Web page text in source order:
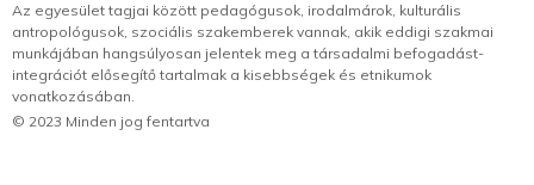
Az egyesület tagjai között pedagógusok, irodalmárok, kulturális
antropológusok, szociális szakemberek vannak, akik eddigi szakmai
munkájában hangsúlyosan jelentek meg a társadalmi befogadást-
integrációt elősegítő tartalmak a kisebbségek és etnikumok
vonatkozásában.
© 2023 Minden jog fentartva